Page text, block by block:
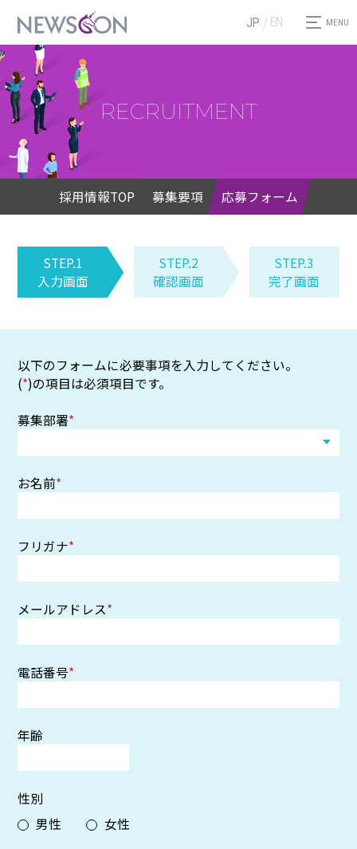
JP EN
RECRUITMENT
採用情報TOP 募集要項 応募フォーム
STEP.1
入力画面
STEP.2
確認画面
STEP.3
完了画面
以下のフォームに必要事項を入力してください。
(*)の項目は必須項目です。
募集部署*
お名前*
フリガナ*
メールアドレス*
電話番号*
年齢
性別
男性
女性